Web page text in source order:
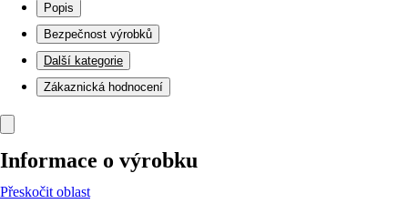
Popis
Bezpečnost výrobků
Další kategorie
Zákaznická hodnocení
Informace o výrobku
Přeskočit oblast